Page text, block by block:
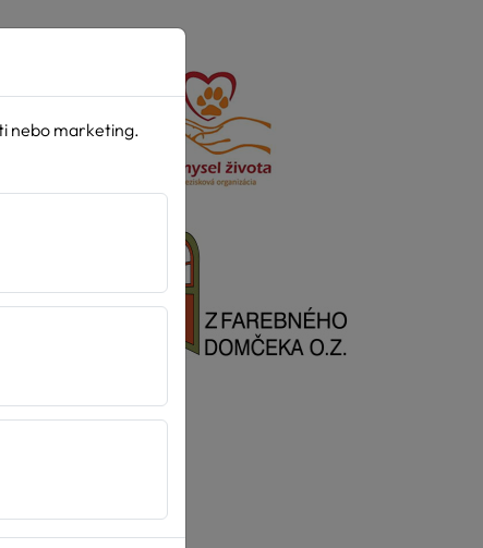
nebo marketing.